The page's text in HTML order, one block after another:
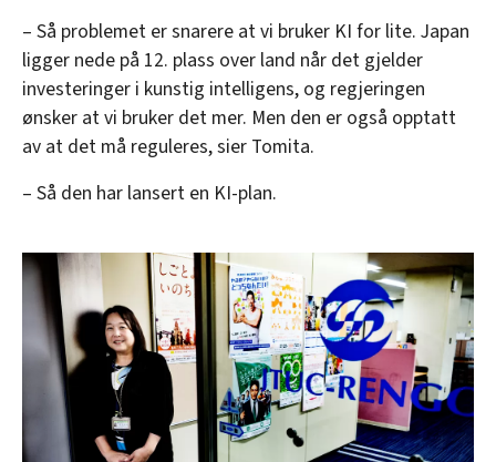
– Så problemet er snarere at vi bruker KI for lite. Japan
ligger nede på 12. plass over land når det gjelder
investeringer i kunstig intelligens, og regjeringen
ønsker at vi bruker det mer. Men den er også opptatt
av at det må reguleres, sier Tomita.
– Så den har lansert en KI-plan.